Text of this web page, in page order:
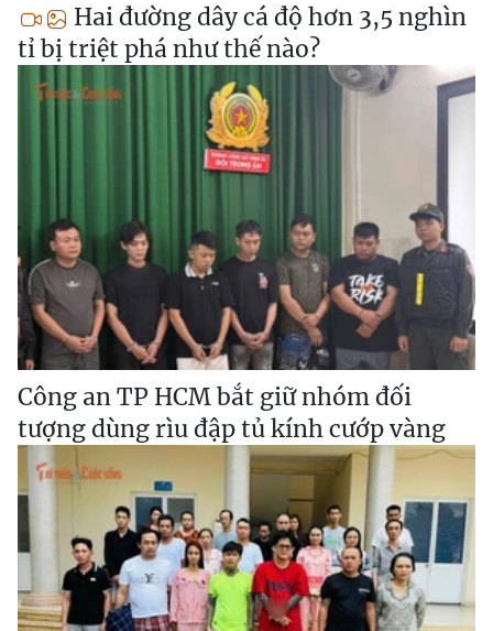
Hai đường dây cá độ hơn 3,5 nghìn
tỉ bị triệt phá như thế nào?
Công an TP HCM bắt giữ nhóm đối
tượng dùng rìu đập tủ kính cướp vàng